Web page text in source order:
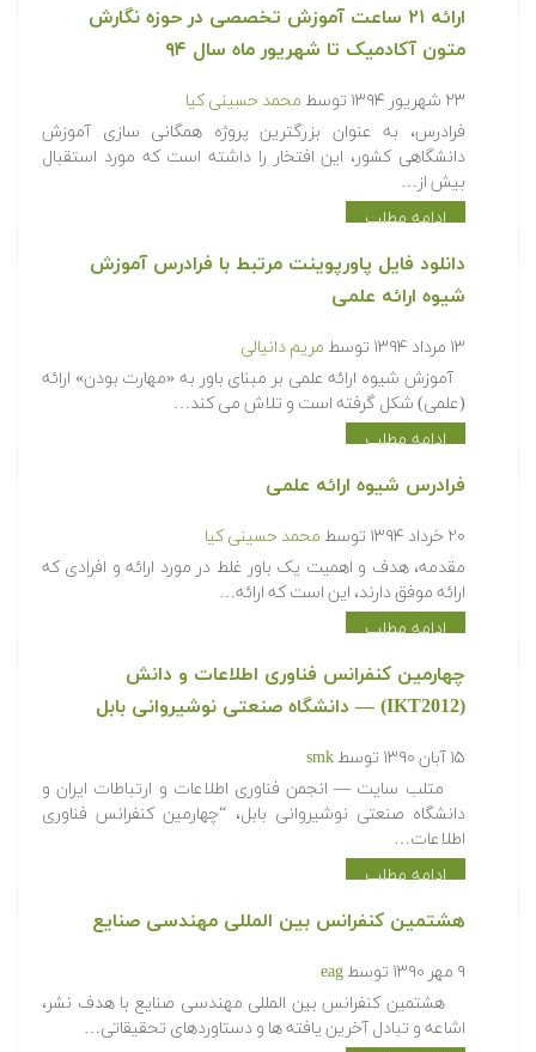
ارائه ۲۱ ساعت آموزش تخصصی در حوزه نگارش
متون آکادمیک تا شهریور ماه سال ۹۴
۲۳ شهریور ۱۳۹۴ توسط محمد حسینی کیا
فرادرس، به عنوان بزرگترین پروژه همگانی سازی آموزش
دانشگاهی کشور، این افتخار را داشته است که مورد استقبال
بیش از…
ادامه مطلب
دانلود فایل پاورپوینت مرتبط با فرادرس آموزش
شیوه ارائه علمی
۱۳ مرداد ۱۳۹۴ توسط مریم دانیالی
آموزش شیوه ارائه علمی بر مبنای باور به «مهارت بودن» ارائه
(علمی) شکل گرفته است و تلاش می کند…
ادامه مطلب
فرادرس شیوه ارائه علمی
۲۰ خرداد ۱۳۹۴ توسط محمد حسینی کیا
مقدمه، هدف و اهمیت یک باور غلط در مورد ارائه و افرادی که
ارائه موفق دارند، این است که ارائه…
ادامه مطلب
چهارمین کنفرانس فناوری اطلاعات و دانش
(IKT2012) — دانشگاه صنعتی نوشیروانی بابل
۱۵ آبان ۱۳۹۰ توسط smk
متلب سایت — انجمن فناوری اطلاعات و ارتباطات ایران و
دانشگاه صنعتی نوشیروانی بابل‌، “چهارمین کنفرانس فناوری
اطلاعات…
ادامه مطلب
هشتمین کنفرانس بین المللی مهندسی صنایع
۹ مهر ۱۳۹۰ توسط eag
هشتمین کنفرانس بین المللی مهندسی صنایع با هدف نشر،
اشاعه و تبادل آخرین یافته ها و دستاوردهای تحقیقاتی…